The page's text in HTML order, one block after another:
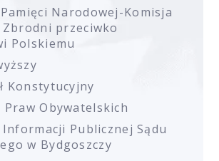
Narodowej-Komisja
Zbrodni przeciwko
Polskiemu
Konstytucyjny
Praw Obywatelskich
Publicznej Sądu
w Bydgoszczy